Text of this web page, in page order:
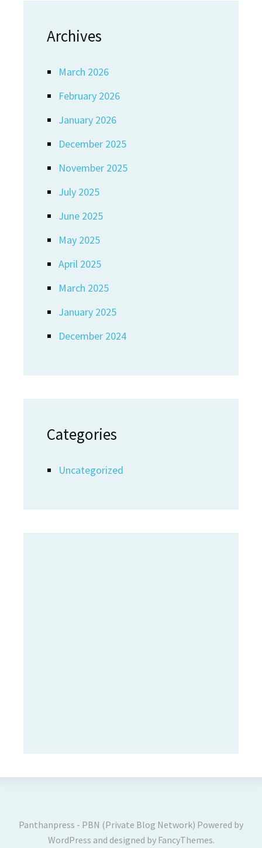
Archives
March 2026
February 2026
January 2026
December 2025
November 2025
July 2025
June 2025
May 2025
April 2025
March 2025
January 2025
December 2024
Categories
Uncategorized
Panthanpress - PBN (Private Blog Network) Powered by
WordPress and designed by FancyThemes.